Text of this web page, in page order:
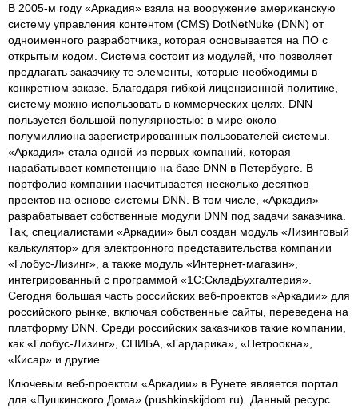
В 2005-м году «Аркадия» взяла на вооружение американскую
систему управления контентом (CMS) DotNetNuke (DNN) от
одноименного разработчика, которая основывается на ПО с
открытым кодом. Система состоит из модулей, что позволяет
предлагать заказчику те элементы, которые необходимы в
конкретном заказе. Благодаря гибкой лицензионной политике,
систему можно использовать в коммерческих целях. DNN
пользуется большой популярностью: в мире около
полумиллиона зарегистрированных пользователей системы.
«Аркадия» стала одной из первых компаний, которая
нарабатывает компетенцию на базе DNN в Петербурге. В
портфолио компании насчитывается несколько десятков
проектов на основе системы DNN. В том числе, «Аркадия»
разрабатывает собственные модули DNN под задачи заказчика.
Так, специалистами «Аркадии» был создан модуль «Лизинговый
калькулятор» для электронного представительства компании
«Глобус-Лизинг», а также модуль «Интернет-магазин»,
интегрированный с программой «1С:СкладБухгалтерия».
Сегодня большая часть российских веб-проектов «Аркадии» для
российского рынке, включая собственные сайты, переведена на
платформу DNN. Среди российских заказчиков такие компании,
как «Глобус-Лизинг», СПИБА, «Гардарика», «Петроокна»,
«Кисар» и другие.
Ключевым веб-проектом «Аркадии» в Рунете является портал
для «Пушкинского Дома» (pushkinskijdom.ru). Данный ресурс